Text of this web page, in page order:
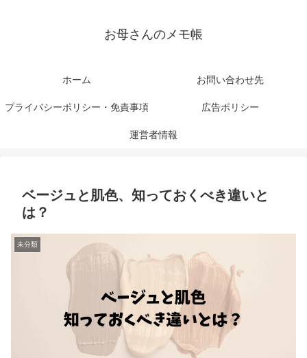
お母さんのメモ帳
ホーム お問い合わせ先
プライバシーポリシー・免責事項 広告ポリシー
運営者情報
ベージュと肌色、知っておくべき違いと
は？
未分類